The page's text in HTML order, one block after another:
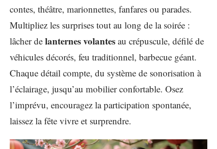
contes, théâtre, marionnettes, fanfares ou parades.
Multipliez les surprises tout au long de la soirée :
lâcher de lanternes volantes au crépuscule, défilé de
véhicules décorés, feu traditionnel, barbecue géant.
Chaque détail compte, du système de sonorisation à
l’éclairage, jusqu’au mobilier confortable. Osez
l’imprévu, encouragez la participation spontanée,
laissez la fête vivre et surprendre.